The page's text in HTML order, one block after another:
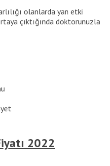
olanlarda yan etki
çıktığında doktorunuzla
2022